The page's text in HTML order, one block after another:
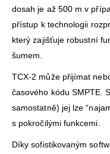
dosah je až 500 m v
přístup k technologii
který zajišťuje robustní
šumem.
TCX-2 může přijímat
časového kódu SMPTE.
samostatně) jej lze
s pokročilými funkcemi.
Díky sofistikovaným